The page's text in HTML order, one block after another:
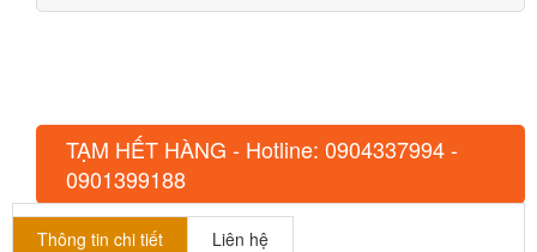
TẠM HẾT HÀNG - Hotline: 0904337994 -
0901399188
Thông tin chi tiết
Liên hệ